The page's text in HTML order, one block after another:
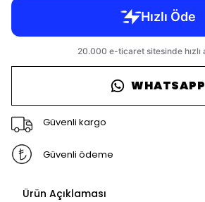
WHATSAPP
Güvenli kargo
Güvenli ödeme
Ürün Açıklaması